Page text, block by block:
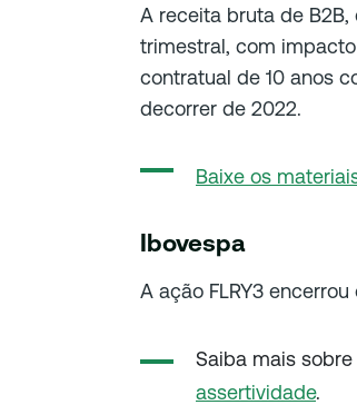
A receita bruta de
trimestral, com
contratual de 10 anos
decorrer de 2022.
Baixe os
Ibovespa
A ação FLRY3
Saiba mais sobre
assertividade.